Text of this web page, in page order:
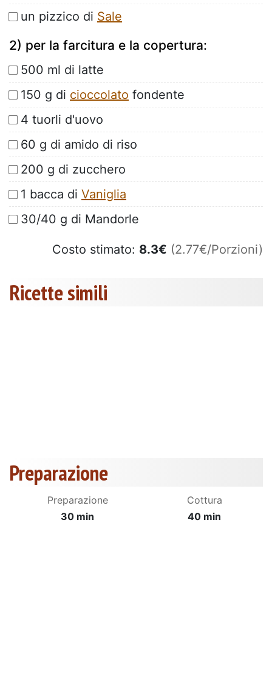
un pizzico di Sale
2) per la farcitura e la copertura:
500 ml di latte
150 g di cioccolato fondente
4 tuorli d'uovo
60 g di amido di riso
200 g di zucchero
1 bacca di Vaniglia
30/40 g di Mandorle
Costo stimato: 8.3€ (2.77€/Porzioni)
Ricette simili
Preparazione
Preparazione
30 min
Cottura
40 min